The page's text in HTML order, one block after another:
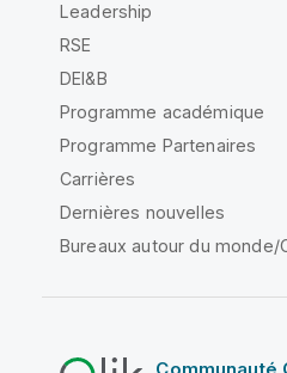
Leadership
RSE
DEI&B
Programme académique
Programme Partenaires
Carrières
Dernières nouvelles
Bureaux autour du monde/